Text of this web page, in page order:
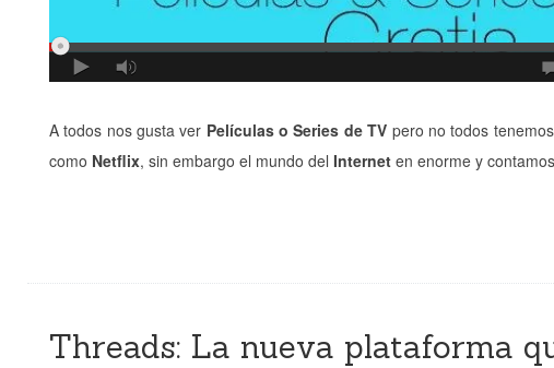
A todos nos gusta ver Películas o Series de TV pero no todos
como Netflix, sin embargo el mundo del Internet en enorme y
Threads: La nueva plataforma